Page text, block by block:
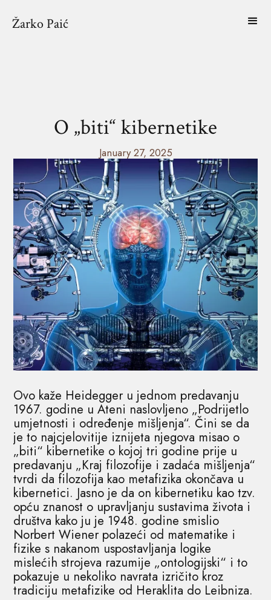
Žarko Paić
O „biti“ kibernetike
January 27, 2025
Ovo kaže Heidegger u jednom predavanju
1967. godine u Ateni naslovljeno „Podrijetlo
umjetnosti i određenje mišljenja“. Čini se da
je to najcjelovitije iznijeta njegova misao o
„biti“ kibernetike o kojoj tri godine prije u
predavanju „Kraj filozofije i zadaća mišljenja“
tvrdi da filozofija kao metafizika okončava u
kibernetici. Jasno je da on kibernetiku kao tzv.
opću znanost o upravljanju sustavima života i
društva kako ju je 1948. godine smislio
Norbert Wiener polazeći od matematike i
fizike s nakanom uspostavljanja logike
mislećih strojeva razumije „ontologijski“ i to
pokazuje u nekoliko navrata izričito kroz
tradiciju metafizike od Heraklita do Leibniza.